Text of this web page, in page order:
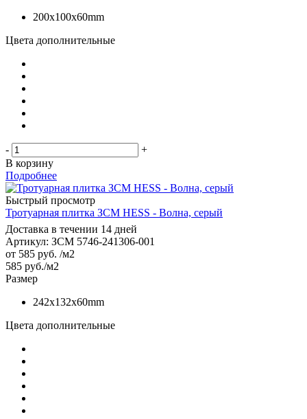
200х100х60mm
Цвета дополнительные
-
+
В корзину
Подробнее
Быстрый просмотр
Тротуарная плитка ЗСМ HESS - Волна, серый
Доставка в течении 14 дней
Артикул: ЗСМ 5746-241306-001
от 585 руб. /м2
585 руб./м2
Размер
242х132х60mm
Цвета дополнительные